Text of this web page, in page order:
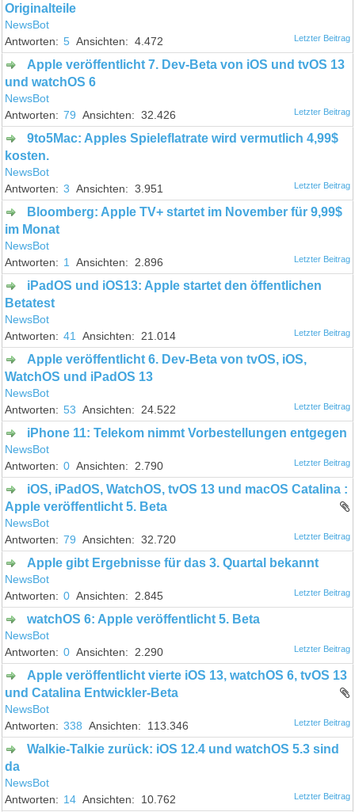
Originalteile
NewsBot
5
4.472
Apple veröffentlicht 7. Dev-Beta von iOS und tvOS 13
und watchOS 6
NewsBot
79
32.426
9to5Mac: Apples Spieleflatrate wird vermutlich 4,99$
kosten.
NewsBot
3
3.951
Bloomberg: Apple TV+ startet im November für 9,99$
im Monat
NewsBot
1
2.896
iPadOS und iOS13: Apple startet den öffentlichen
Betatest
NewsBot
41
21.014
Apple veröffentlicht 6. Dev-Beta von tvOS, iOS,
WatchOS und iPadOS 13
NewsBot
53
24.522
iPhone 11: Telekom nimmt Vorbestellungen entgegen
NewsBot
0
2.790
iOS, iPadOS, WatchOS, tvOS 13 und macOS Catalina :
Apple veröffentlicht 5. Beta
NewsBot
79
32.720
Apple gibt Ergebnisse für das 3. Quartal bekannt
NewsBot
0
2.845
watchOS 6: Apple veröffentlicht 5. Beta
NewsBot
0
2.290
Apple veröffentlicht vierte iOS 13, watchOS 6, tvOS 13
und Catalina Entwickler-Beta
NewsBot
338
113.346
Walkie-Talkie zurück: iOS 12.4 und watchOS 5.3 sind
da
NewsBot
14
10.762